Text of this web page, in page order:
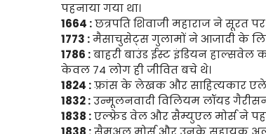
पहनाया गया था।
1664 :छत्रपति शिवाजी महाराज ने सूरत
1773 :मैसाचुसेट्स गुलामों ने आजादी के
1786 :बाहरी बाउंड ईस्ट इंडियन
केवल 74 लोग ही जीवित बचे थे।
1824 :फ़्रांस के लेखक और साहित्यकार
1832 :उन्मूलनवादी विलियम लॉयड
1838 :एल्फ्रेड वेल और सैम्युएल मोर्स ने